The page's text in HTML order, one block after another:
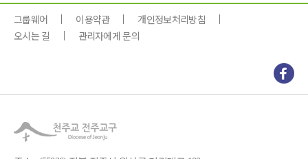
그룹웨어 이용약관
개인정보처리방침
오시는 길
관리자에게 문의